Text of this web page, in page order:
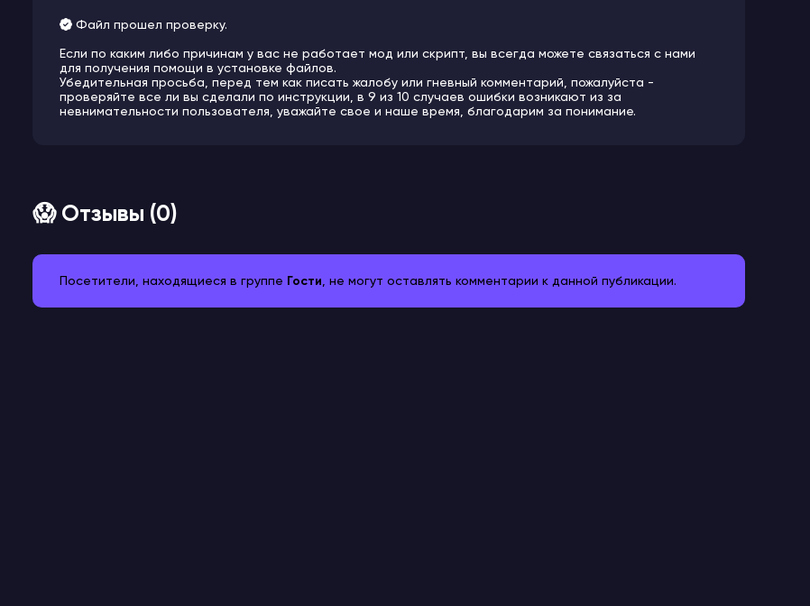
Файл прошел проверку.
Если по каким либо причинам у вас не работает мод или скрипт, вы всегда можете связаться с нами
для получения помощи в установке файлов.
Убедительная просьба, перед тем как писать жалобу или гневный комментарий, пожалуйста -
проверяйте все ли вы сделали по инструкции, в 9 из 10 случаев ошибки возникают из за
невнимательности пользователя, уважайте свое и наше время, благодарим за понимание.
😱 Отзывы (0)
Посетители, находящиеся в группе Гости , не могут оставлять комментарии к данной публикации.